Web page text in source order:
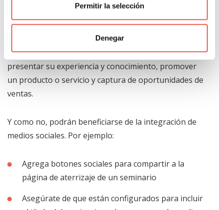
Permitir la selección
Denegar
específico a una audiencia. También tienen un fuerte
enfoque educativo.
Además, permiten crear contactos comerciales,
presentar su experiencia y conocimiento, promover
un producto o servicio y captura de oportunidades de
ventas.
Y como no, podrán beneficiarse de la integración de
medios sociales. Por ejemplo:
Agrega botones sociales para compartir a la
página de aterrizaje de un seminario
Asegúrate de que están configurados para incluir